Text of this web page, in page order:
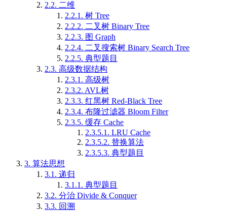
2.2. 二维
2.2.1. 树 Tree
2.2.2. 二叉树 Binary Tree
2.2.3. 图 Graph
2.2.4. 二叉搜索树 Binary Search Tree
2.2.5. 典型题目
2.3. 高级数据结构
2.3.1. 高级树
2.3.2. AVL树
2.3.3. 红黑树 Red-Black Tree
2.3.4. 布隆过滤器 Bloom Filter
2.3.5. 缓存 Cache
2.3.5.1. LRU Cache
2.3.5.2. 替换算法
2.3.5.3. 典型题目
3. 算法思想
3.1. 递归
3.1.1. 典型题目
3.2. 分治 Divide & Conquer
3.3. 回溯